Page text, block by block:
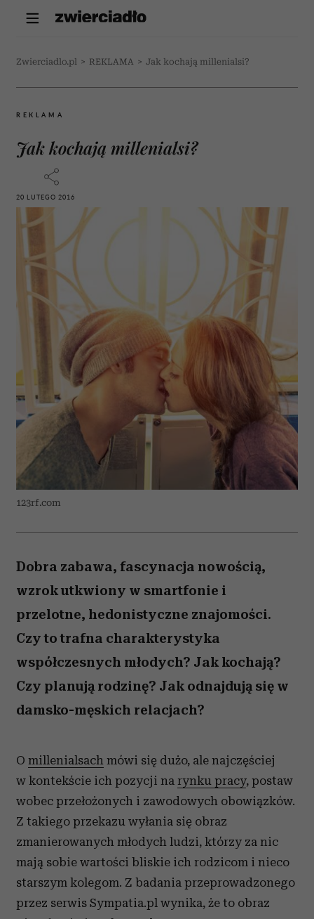
Zwierciadlo.pl > REKLAMA > Jak kochają millenialsi?
REKLAMA
Jak kochają millenialsi?
20 LUTEGO 2016
123rf.com
Dobra zabawa, fascynacja nowością,
wzrok utkwiony w smartfonie i
przelotne, hedonistyczne znajomości.
Czy to trafna charakterystyka
współczesnych młodych? Jak kochają?
Czy planują rodzinę? Jak odnajdują się w
damsko-męskich relacjach?
O millenialsach mówi się dużo, ale najczęściej
w kontekście ich pozycji na rynku pracy, postaw
wobec przełożonych i zawodowych obowiązków.
Z takiego przekazu wyłania się obraz
zmanierowanych młodych ludzi, którzy za nic
mają sobie wartości bliskie ich rodzicom i nieco
starszym kolegom. Z badania przeprowadzonego
przez serwis Sympatia.pl wynika, że to obraz